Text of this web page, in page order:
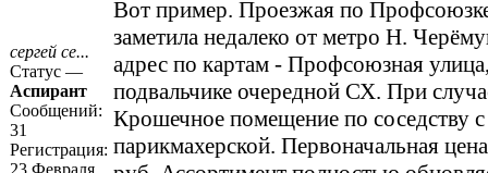
сергей се...
Статус —
Аспирант
Сообщений:
31
Регистрация:
Вот пример. Проезжая по
заметила недалеко от метро Н.
адрес по картам - Профсоюзная
подвальчике очередной СХ. При
Крошечное помещение по соседству
парикмахерской. Первоначальная